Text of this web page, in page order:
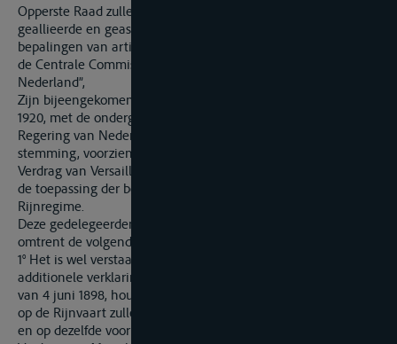
Opperste Raad zullen plaats hebben, tussen de betrokken
geallieerde en geassocieerde Mogendheden, die, volgens de
bepalingen van artikel 365, vertegenwoordigd zullen zijn in
de Centrale Commissie voor de Rijnvaart, en de Regering van
Nederland”,
Zijn bijeengekomen te Parijs de 20 Maart en de 16 en 17 April
1920, met de ondergeteken-den, Gedelegeerden van de
Regering van Nederland, teneinde te geraken tot de overeen-
stemming, voorzien in het laatste lid van artikel 354 van het
Verdrag van Versailles van de 28 juni 1919, met betrekking tot
de toepassing der bepalingen van dat Verdrag aangaande het
Rijnregime.
Deze gedelegeerden zijn tot overeenstemming gekomen
omtrent de volgende punten:
1° Het is wel verstaan, dat de bepalingen, vervat in de
additionele verklaring van 18 september 1895 en het Verdrag
van 4 juni 1898, houdende wijziging van het Verdrag van 1868,
op de Rijnvaart zullen worden toegepast uit dezelfde hoofde
en op dezelfde voorwaarden als de bepalingen van het